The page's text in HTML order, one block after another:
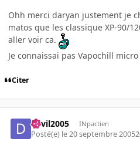
Ohh merci daryan justement je
matos que les classique XP-90/
aller voir ca.
Je connaissai pas Vapochill micro
Citer
devil2005 INpactien
Posté(e) le 20 septembre 2005